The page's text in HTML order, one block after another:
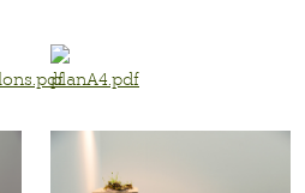
planA4.pdf